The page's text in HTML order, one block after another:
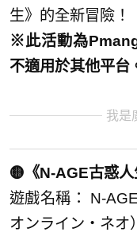
生》的全新冒險！
※此活動為
不適用於其他平台
我是
🟡《N-AGE古惑
遊戲名稱： N-
オンライン・ネオ）